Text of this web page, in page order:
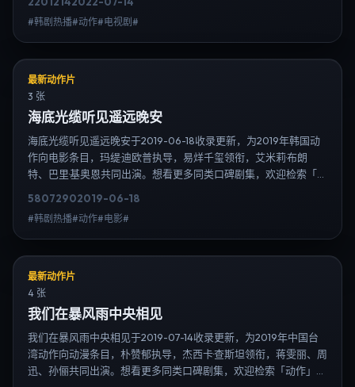
延伸检索日韩电视剧、韩剧全集、日剧高清等长尾词。
#韩剧热播#动作#电视剧#
最新动作片
3 张
海底光缆听见遥远晚安
海底光缆听见遥远晚安于2019-06-18收录更新，为2019年韩国动
作向电影条目，玛缇·迪欧普执导，易烊千玺领衔，艾米莉·布朗
特、巴里·基奥恩共同出演。想看更多同类口碑剧集，欢迎检索「动
清连载信息，延伸检索日韩电视剧、韩剧全集、日剧高清等长尾
词。
58072902019-06-18
#韩剧热播#动作#电影#
最新动作片
4 张
我们在暴风雨中央相见
我们在暴风雨中央相见于2019-07-14收录更新，为2019年中国台
湾动作向动漫条目，朴赞郁执导，杰西卡·查斯坦领衔，蒋雯丽、周
迅、孙俪共同出演。想看更多同类口碑剧集，欢迎检索「动作」